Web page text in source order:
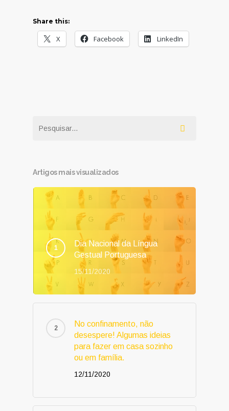
Share this:
X Facebook LinkedIn
Artigos mais visualizados
Dia Nacional da Língua
Gestual Portuguesa
15/11/2020
No confinamento, não
desespere! Algumas ideias
para fazer em casa sozinho
ou em família.
12/11/2020